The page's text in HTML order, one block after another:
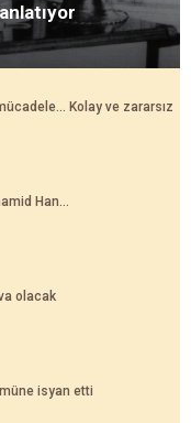
Kolay ve zararsız
Han...
olacak
isyan etti